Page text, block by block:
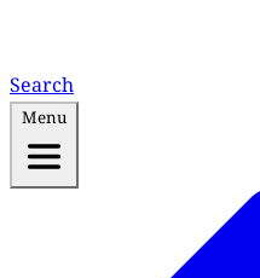
Search
Menu